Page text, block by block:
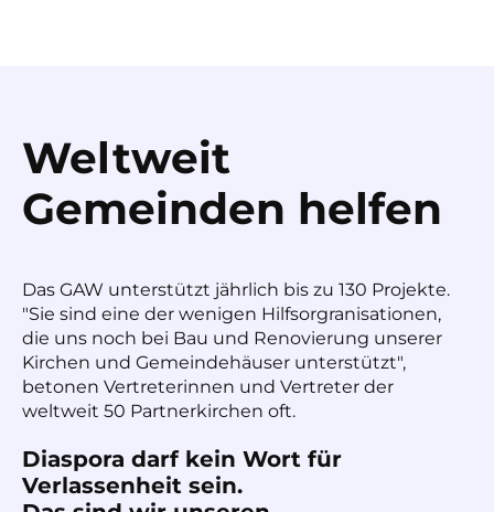
Weltweit
Gemeinden helfen
Das GAW unterstützt jährlich bis zu 130 Projekte.
"Sie sind eine der wenigen Hilfsorgranisationen,
die uns noch bei Bau und Renovierung unserer
Kirchen und Gemeindehäuser unterstützt",
betonen Vertreterinnen und Vertreter der
weltweit 50 Partnerkirchen oft.
Diaspora darf kein Wort für
Verlassenheit sein.